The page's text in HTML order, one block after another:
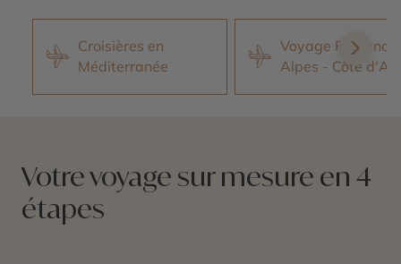
Croisières en
Méditerranée
Voyage Provence
Alpes - Côte
Votre voyage sur mesure en 4
étapes